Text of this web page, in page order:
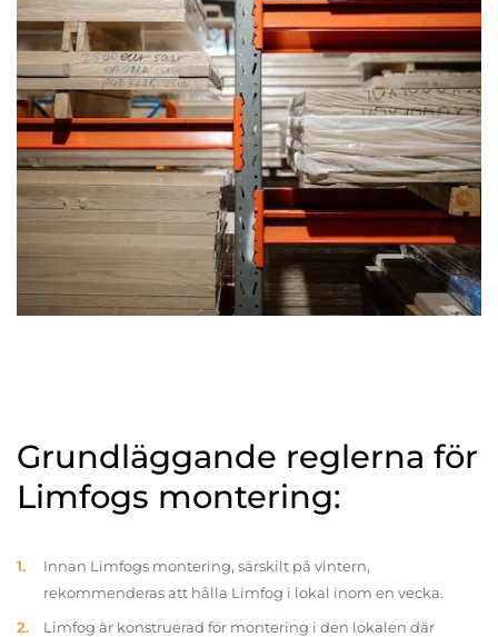
Grundläggande reglerna för
Limfogs montering:
Innan Limfogs montering, särskilt på vintern,
rekommenderas att hålla Limfog i lokal inom en vecka.
Limfog är konstruerad för montering i den lokalen där